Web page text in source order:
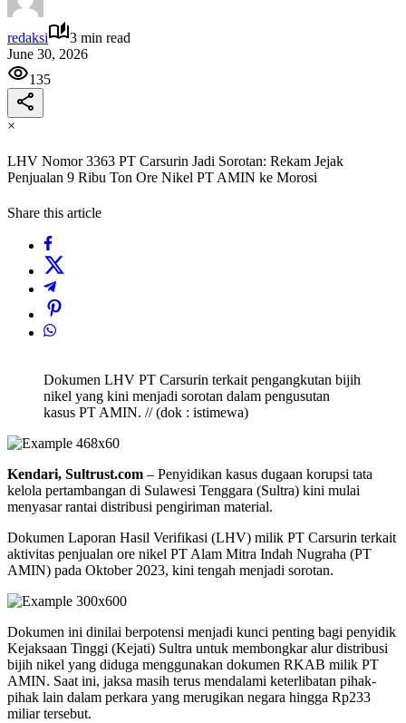
redaksi
3 min read
June 30, 2026
135
×
LHV Nomor 3363 PT Carsurin Jadi Sorotan: Rekam Jejak
Penjualan 9 Ribu Ton Ore Nikel PT AMIN ke Morosi
Share this article
Dokumen LHV PT Carsurin terkait pengangkutan bijih
nikel yang kini menjadi sorotan dalam pengusutan
kasus PT AMIN. // (dok : istimewa)
Kendari, Sultrust.com – Penyidikan kasus dugaan korupsi tata
kelola pertambangan di Sulawesi Tenggara (Sultra) kini mulai
menyasar rantai distribusi pengiriman material.
Dokumen Laporan Hasil Verifikasi (LHV) milik PT Carsurin terkait
aktivitas penjualan ore nikel PT Alam Mitra Indah Nugraha (PT
AMIN) pada Oktober 2023, kini tengah menjadi sorotan.
Dokumen ini dinilai berpotensi menjadi kunci penting bagi penyidik
Kejaksaan Tinggi (Kejati) Sultra untuk membongkar alur distribusi
bijih nikel yang diduga menggunakan dokumen RKAB milik PT
AMIN. Saat ini, jaksa masih terus mendalami keterlibatan pihak-
pihak lain dalam perkara yang merugikan negara hingga Rp233
miliar tersebut.